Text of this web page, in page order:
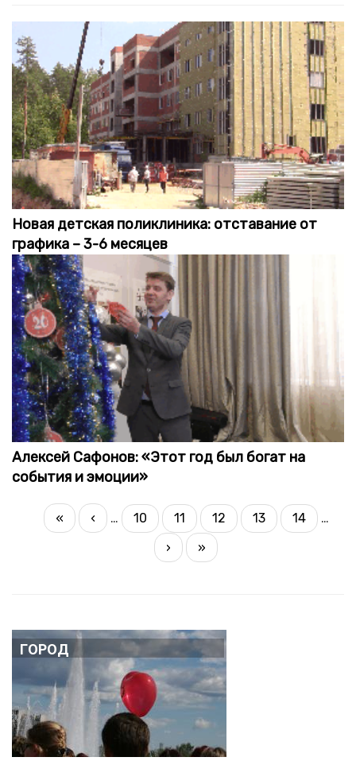
Новая детская поликлиника: отставание от
графика – 3-6 месяцев
Алексей Сафонов: «Этот год был богат на
события и эмоции»
НУМЕРАЦИЯ
СТРАНИЦ
Первая
страница
«
Предыдущая
страница
‹ … Страница
10 Страница
11
Текущая
страница
12 Страница
13 Страница
14
…
Следующая
страница
›
Последняя
страница
»
Город